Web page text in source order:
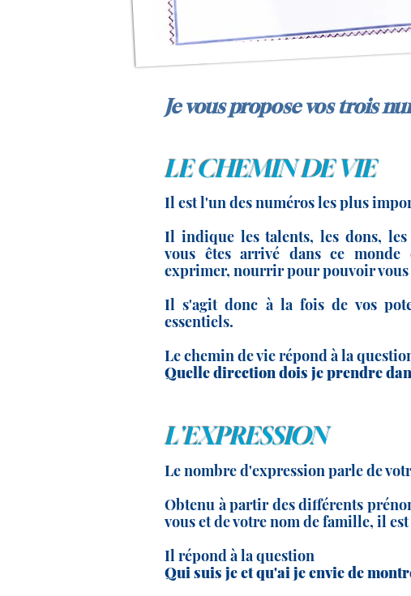
Je vous propose vos trois
LE CHEMIN DE VIE
Il est l'un des numéros les plus
Il indique les talents, les dons,
vous êtes arrivé dans ce
exprimer, nourrir pour pouvoir vous
Il s'agit donc à la fois de vos
essentiels.
Le chemin de vie répond à la
Quelle direction dois je prendre
L'EXPRESSION
Le nombre d'expression parle de
Obtenu à partir des différents
vous et de votre nom de famille, il
Il répond à la question
Qui suis je et qu'ai je envie de